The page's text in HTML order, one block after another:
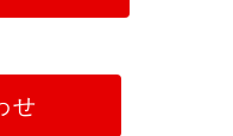
せ